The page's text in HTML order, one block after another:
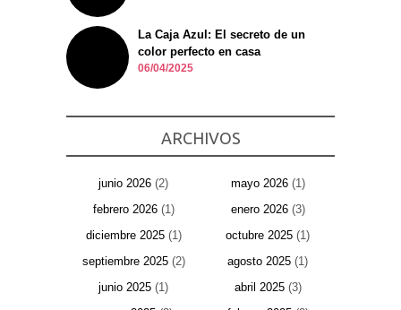
La Caja Azul: El secreto de un
color perfecto en casa
06/04/2025
ARCHIVOS
junio 2026 (2) mayo 2026(1)
febrero 2026(1) enero 2026(3)
diciembre 2025(1) octubre 2025 (1)
septiembre 2025(2) agosto 2025 (1)
junio 2025 (1) abril 2025(3)